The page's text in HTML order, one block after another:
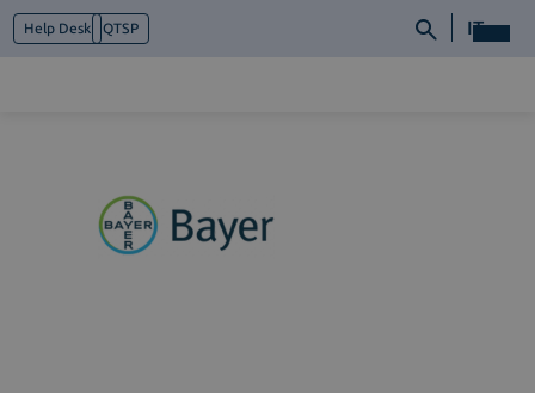
Help Desk QTSP IT
Cosa facciamo
Piattaforme